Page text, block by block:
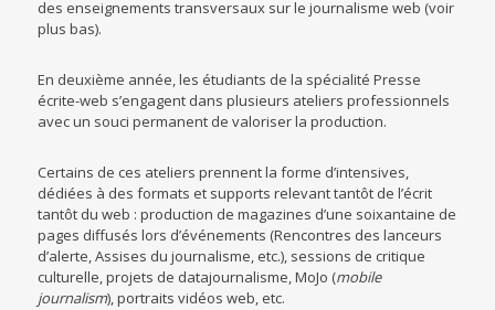
des enseignements transversaux sur le journalisme web (voir
plus bas).
En deuxième année, les étudiants de la spécialité Presse
écrite-web s’engagent dans plusieurs ateliers professionnels
avec un souci permanent de valoriser la production.
Certains de ces ateliers prennent la forme d’intensives,
dédiées à des formats et supports relevant tantôt de l’écrit
tantôt du web : production de magazines d’une soixantaine de
pages diffusés lors d’événements (Rencontres des lanceurs
d’alerte, Assises du journalisme, etc.), sessions de critique
culturelle, projets de datajournalisme, MoJo (mobile
journalism), portraits vidéos web, etc.